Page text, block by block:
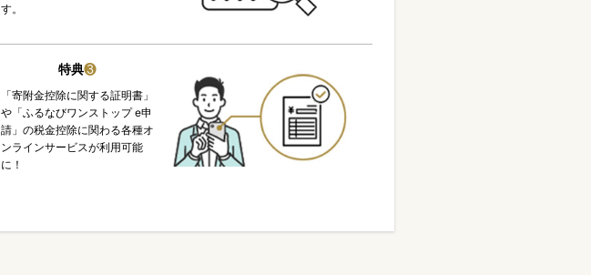
す。
特典❸
「寄附金控除に関する証明書」
や「ふるなびワンストップ e申
請」の税金控除に関わる各種オ
ンラインサービスが利用可能
に！